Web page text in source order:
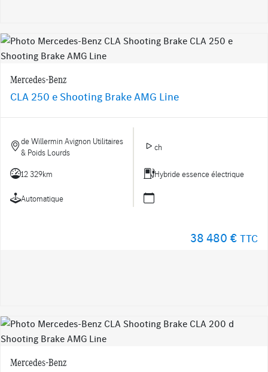
Mercedes-Benz
CLA 250 e Shooting Brake AMG Line
de Willermin Avignon Utilitaires
& Poids Lourds
ch
12 329km Hybride essence électrique
Automatique
38 480 € TTC
Mercedes-Benz